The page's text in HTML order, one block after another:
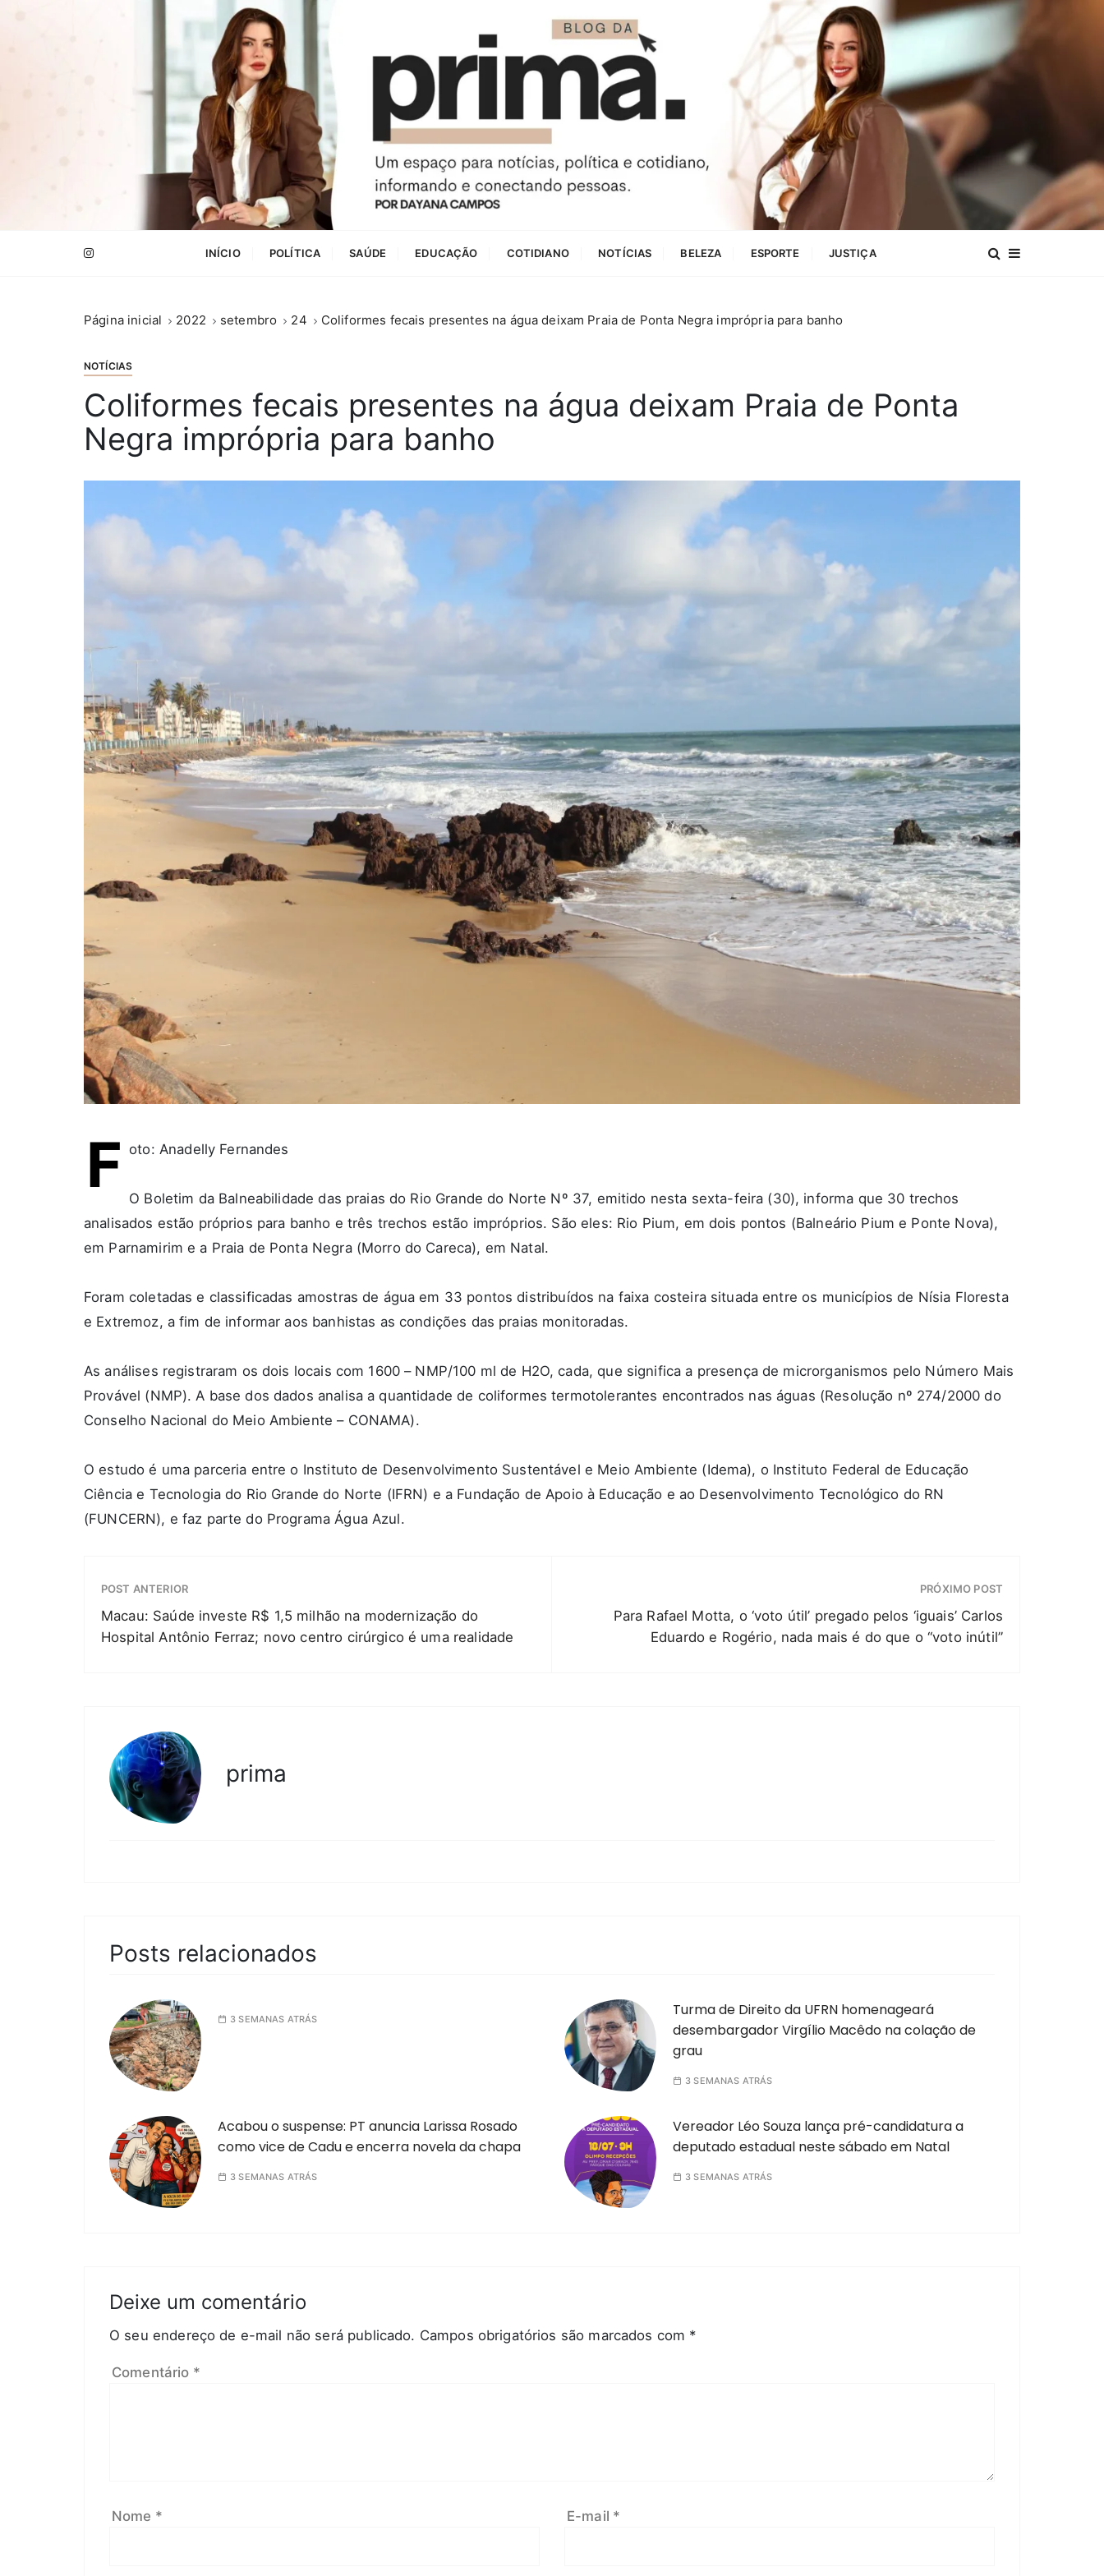
ú
INÍCIO POLÍTICA SAÚDE EDUCAÇÃO COTIDIANO NOTÍCIAS BELEZA ESPORTE JUSTIÇA
Página inicial 2022 setembro 24 Coliformes fecais presentes na água deixam Praia de Ponta Negra imprópria para banho
NOTÍCIAS
Coliformes fecais presentes na água deixam Praia de Ponta
Negra imprópria para banho
F oto: Anadelly Fernandes
O Boletim da Balneabilidade das praias do Rio Grande do Norte Nº 37, emitido nesta sexta-feira (30), informa que 30 trechos
analisados estão próprios para banho e três trechos estão impróprios. São eles: Rio Pium, em dois pontos (Balneário Pium e Ponte Nova),
em Parnamirim e a Praia de Ponta Negra (Morro do Careca), em Natal.
Foram coletadas e classificadas amostras de água em 33 pontos distribuídos na faixa costeira situada entre os municípios de Nísia Floresta
e Extremoz, a fim de informar aos banhistas as condições das praias monitoradas.
As análises registraram os dois locais com 1600 – NMP/100 ml de H2O, cada, que significa a presença de microrganismos pelo Número Mais
Provável (NMP). A base dos dados analisa a quantidade de coliformes termotolerantes encontrados nas águas (Resolução nº 274/2000 do
Conselho Nacional do Meio Ambiente – CONAMA).
O estudo é uma parceria entre o Instituto de Desenvolvimento Sustentável e Meio Ambiente (Idema), o Instituto Federal de Educação
Ciência e Tecnologia do Rio Grande do Norte (IFRN) e a Fundação de Apoio à Educação e ao Desenvolvimento Tecnológico do RN
(FUNCERN), e faz parte do Programa Água Azul.
POST ANTERIOR
Macau: Saúde investe R$ 1,5 milhão na modernização do
Hospital Antônio Ferraz; novo centro cirúrgico é uma realidade
PRÓXIMO POST
Para Rafael Motta, o ‘voto útil’ pregado pelos ‘iguais’ Carlos
Eduardo e Rogério, nada mais é do que o “voto inútil”
prima
Posts relacionados
3 SEMANAS ATRÁS
Turma de Direito da UFRN homenageará
desembargador Virgílio Macêdo na colação de
grau
3 SEMANAS ATRÁS
Acabou o suspense: PT anuncia Larissa Rosado
como vice de Cadu e encerra novela da chapa
3 SEMANAS ATRÁS
Vereador Léo Souza lança pré-candidatura a
deputado estadual neste sábado em Natal
3 SEMANAS ATRÁS
Deixe um comentário
O seu endereço de e-mail não será publicado. Campos obrigatórios são marcados com *
Comentário *
Nome * E-mail *